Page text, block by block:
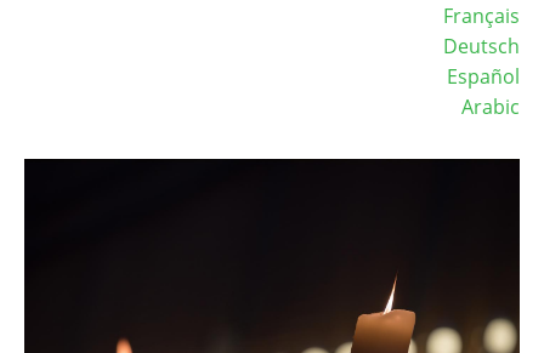
Français
Deutsch
Español
Arabic